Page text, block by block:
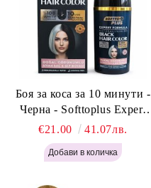
Боя за коса за 10 минути -
Черна - Softtoplus Expert
Woman Black 400мл
€21.00 41.07лв.